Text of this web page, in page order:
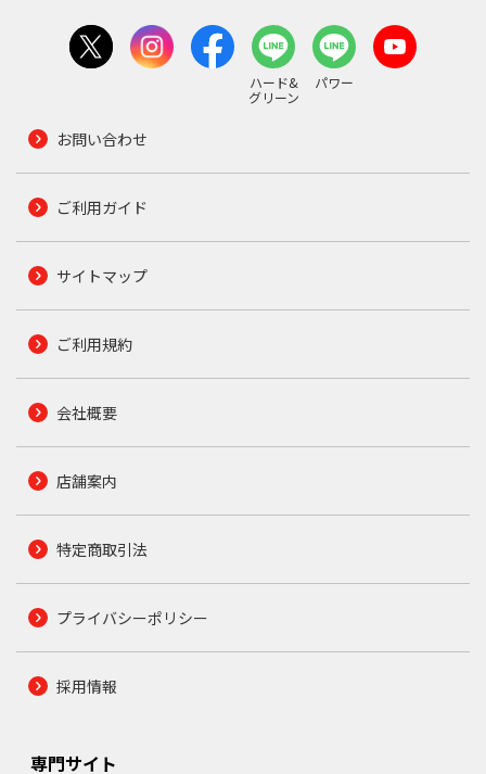
ハード&
グリーン
パワー
お問い合わせ
ご利用ガイド
サイトマップ
ご利用規約
会社概要
店舗案内
特定商取引法
プライバシーポリシー
採用情報
専門サイト